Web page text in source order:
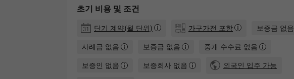
초기 비용 및 조건
단기 계약(월 단위) 가구가전 포함 보증금 없음
사례금 없음 보증금 없음 중개 수수료 없음
보증인 없음 보증회사 없음 외국인 입주 가능